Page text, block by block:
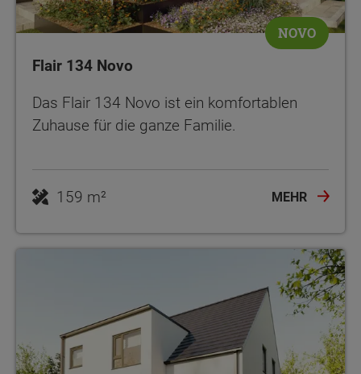
NOVO
Flair 134 Novo
Das Flair 134 Novo ist ein komfortablen
Zuhause für die ganze Familie.
159 m² MEHR